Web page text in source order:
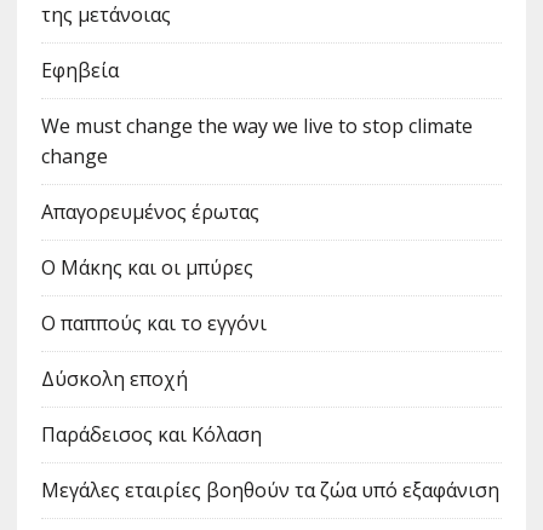
της μετάνοιας
Εφηβεία
We must change the way we live to stop climate
change
Απαγορευμένος έρωτας
Ο Μάκης και οι μπύρες
Ο παππούς και το εγγόνι
Δύσκολη εποχή
Παράδεισος και Κόλαση
Μεγάλες εταιρίες βοηθούν τα ζώα υπό εξαφάνιση